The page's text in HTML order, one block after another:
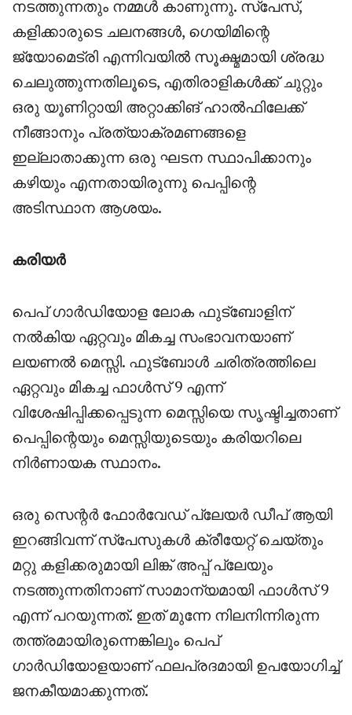
നടത്തുന്നതും നമ്മൾ കാണുന്നു. സ്‌പേസ്,
കളിക്കാരുടെ ചലനങ്ങൾ, ഗെയിമിന്റെ
ജ്യോമെട്രി എന്നിവയിൽ സൂക്ഷ്മമായി ശ്രദ്ധ
ചെലുത്തുന്നതിലൂടെ, എതിരാളികൾക്ക് ചുറ്റും
ഒരു യൂണിറ്റായി അറ്റാക്കിങ് ഹാൽഫിലേക്ക്
നീങ്ങാനും പ്രത്യാക്രമണങ്ങളെ
ഇല്ലാതാക്കുന്ന ഒരു ഘടന സ്ഥാപിക്കാനും
കഴിയും എന്നതായിരുന്നു പെപ്പിന്റെ
അടിസ്ഥാന ആശയം.
കരിയർ
പെപ് ഗാർഡിയോള ലോക ഫുട്‌ബോളിന്
നൽകിയ ഏറ്റവും മികച്ച സംഭാവനയാണ്
ലയണൽ മെസ്സി. ഫുട്‌ബോൾ ചരിത്രത്തിലെ
ഏറ്റവും മികച്ച ഫാൾസ് 9 എന്ന്
വിശേഷിപ്പിക്കപ്പെടുന്ന മെസ്സിയെ സൃഷ്ടിച്ചതാണ്
പെപ്പിന്റെയും മെസ്സിയുടെയും കരിയറിലെ
നിർണായക സ്ഥാനം.
ഒരു സെന്റർ ഫോർവേഡ് പ്ലേയർ ഡീപ് ആയി
ഇറങ്ങിവന്ന് സ്പേസുകൾ ക്രീയേറ്റ് ചെയ്തും
മറ്റു കളിക്കരുമായി ലിങ്ക് അപ്പ് പ്ലേയും
നടത്തുന്നതിനാണ് സാമാന്യമായി ഫാൾസ് 9
എന്ന് പറയുന്നത്. ഇത് മുന്നേ നിലനിന്നിരുന്ന
തന്ത്രമായിരുന്നെങ്കിലും പെപ്
ഗാർഡിയോളയാണ് ഫലപ്രദമായി ഉപയോഗിച്ച്
ജനകീയമാക്കുന്നത്.